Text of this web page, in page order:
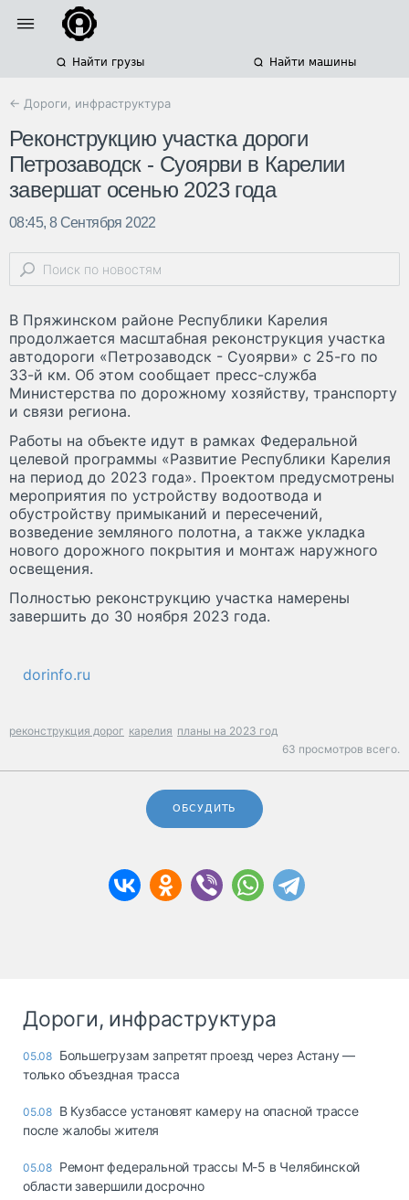
Найти грузы Найти машины
← Дороги, инфраструктура
Реконструкцию участка дороги
Петрозаводск - Суоярви в Карелии
завершат осенью 2023 года
08:45, 8 Сентября 2022
В Пряжинском районе Республики Карелия
продолжается масштабная реконструкция участка
автодороги «Петрозаводск - Суоярви» с 25-го по
33-й км. Об этом сообщает пресс-служба
Министерства по дорожному хозяйству, транспорту
и связи региона.
Работы на объекте идут в рамках Федеральной
целевой программы «Развитие Республики Карелия
на период до 2023 года». Проектом предусмотрены
мероприятия по устройству водоотвода и
обустройству примыканий и пересечений,
возведение земляного полотна, а также укладка
нового дорожного покрытия и монтаж наружного
освещения.
Полностью реконструкцию участка намерены
завершить до 30 ноября 2023 года.
dorinfo.ru
реконструкция дорог карелия планы на 2023 год
63 просмотров всего.
ОБСУДИТЬ
Дороги, инфраструктура
05.08 Большегрузам запретят проезд через Астану —
только объездная трасса
05.08 В Кузбассе установят камеру на опасной трассе
после жалобы жителя
05.08 Ремонт федеральной трассы М-5 в Челябинской
области завершили досрочно